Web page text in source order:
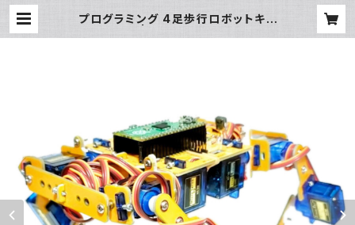
プログラミング 4足歩行ロボットキッ